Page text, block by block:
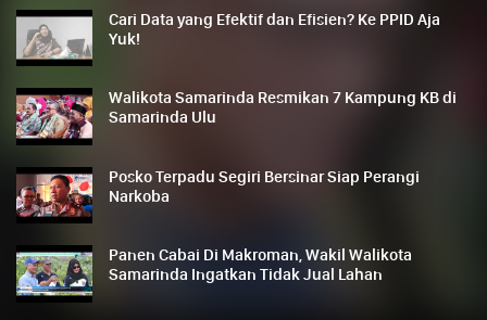
Cari Data yang Efektif dan Efisien? Ke PPID Aja
Yuk!
Walikota Samarinda Resmikan 7 Kampung KB di
Samarinda Ulu
Posko Terpadu Segiri Bersinar Siap Perangi
Narkoba
Panen Cabai Di Makroman, Wakil Walikota
Samarinda Ingatkan Tidak Jual Lahan